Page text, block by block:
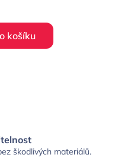
košíku
škodlivých materiálů.